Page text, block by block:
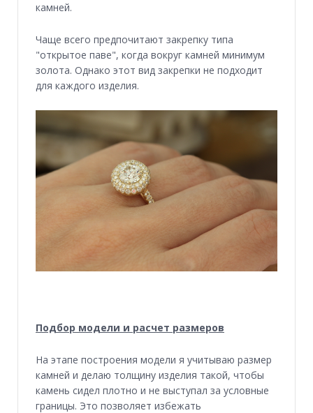
камней.
Чаще всего предпочитают закрепку типа
"открытое паве", когда вокруг камней минимум
золота. Однако этот вид закрепки не подходит
для каждого изделия.
Подбор модели и расчет размеров
На этапе построения модели я учитываю размер
камней и делаю толщину изделия такой, чтобы
камень сидел плотно и не выступал за условные
границы. Это позволяет избежать